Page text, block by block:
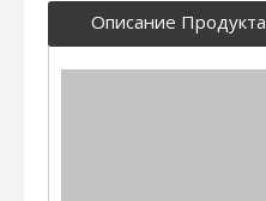
Описание Продукта